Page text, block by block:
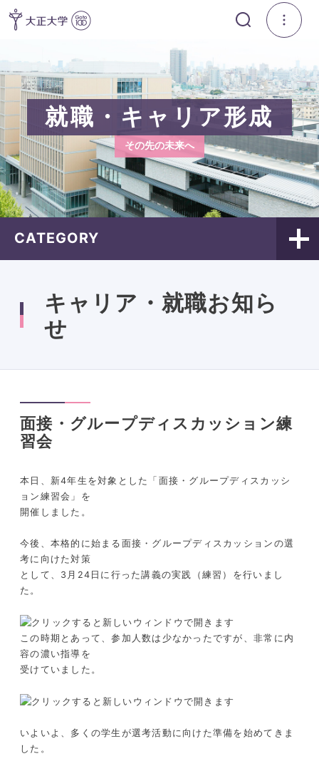
就職・キャリア形成
その先の未来へ
CATEGORY
キャリア・就職お知ら
せ
面接・グループディスカッション練
習会
本日、新4年生を対象とした「面接・グループディスカッシ
ョン練習会」を
開催しました。
今後、本格的に始まる面接・グループディスカッションの選
考に向けた対策
として、3月24日に行った講義の実践（練習）を行いまし
た。
この時期とあって、参加人数は少なかったですが、非常に内
容の濃い指導を
受けていました。
いよいよ、多くの学生が選考活動に向けた準備を始めてきま
した。